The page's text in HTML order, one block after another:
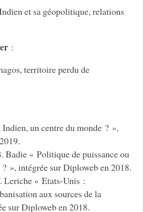
et sa géopolitique, relations
:
territoire perdu de
un centre du monde ? »,
Badie « Politique de puissance ou
», intégrée sur Diploweb en 2018.
Leriche « Etats-Unis :
aux sources de la
sur Diploweb en 2018.